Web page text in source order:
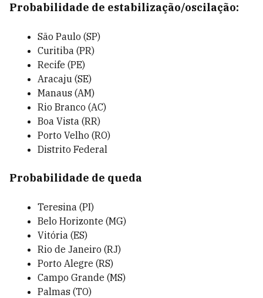
Probabilidade de estabilização/oscilação:
São Paulo (SP)
Curitiba (PR)
Recife (PE)
Aracaju (SE)
Manaus (AM)
Rio Branco (AC)
Boa Vista (RR)
Porto Velho (RO)
Distrito Federal
Probabilidade de queda
Teresina (PI)
Belo Horizonte (MG)
Vitória (ES)
Rio de Janeiro (RJ)
Porto Alegre (RS)
Campo Grande (MS)
Palmas (TO)